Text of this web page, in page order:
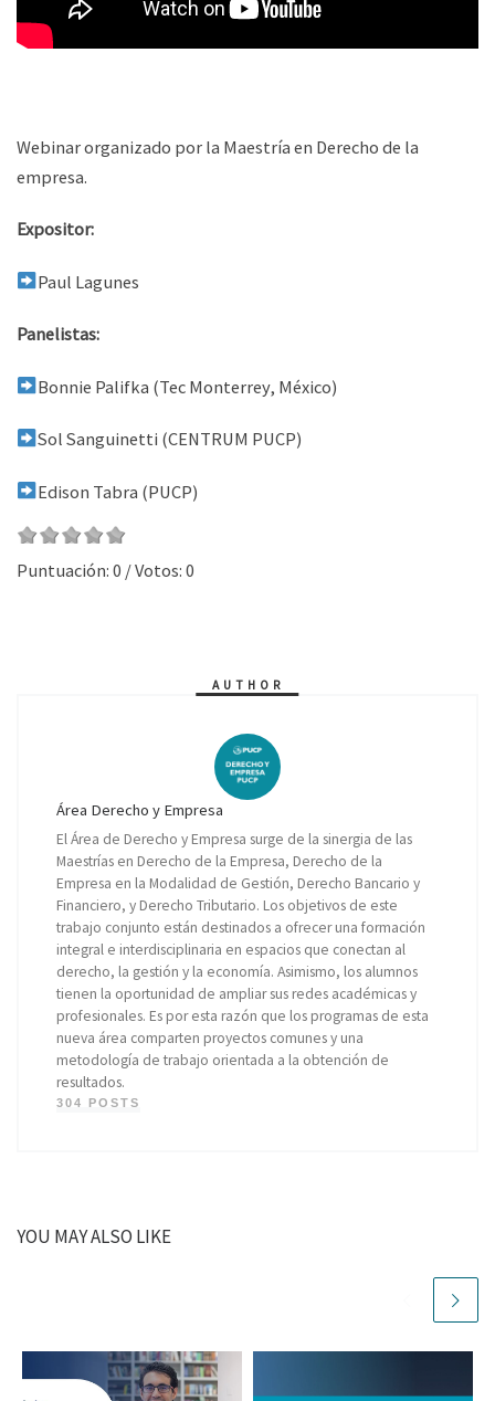
Webinar organizado por la Maestría en Derecho de la
empresa.
Expositor:
Paul Lagunes
Panelistas:
Bonnie Palifka (Tec Monterrey, México)
Sol Sanguinetti (CENTRUM PUCP)
Edison Tabra (PUCP)
Puntuación: 0 / Votos: 0
AUTHOR
Área Derecho y Empresa
El Área de Derecho y Empresa surge de la sinergia de las
Maestrías en Derecho de la Empresa, Derecho de la
Empresa en la Modalidad de Gestión, Derecho Bancario y
Financiero, y Derecho Tributario. Los objetivos de este
trabajo conjunto están destinados a ofrecer una formación
integral e interdisciplinaria en espacios que conectan al
derecho, la gestión y la economía. Asimismo, los alumnos
tienen la oportunidad de ampliar sus redes académicas y
profesionales. Es por esta razón que los programas de esta
nueva área comparten proyectos comunes y una
metodología de trabajo orientada a la obtención de
resultados.
304 POSTS
YOU MAY ALSO LIKE